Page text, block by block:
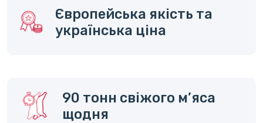
Європейська якість та
українська ціна
90 тонн свіжого м’яса
щодня